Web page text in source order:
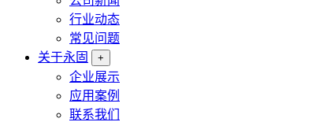
行业动态
常见问题
关于永固
+
企业展示
应用案例
联系我们